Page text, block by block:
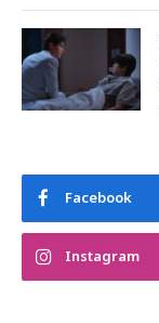
Facebook
Instagram